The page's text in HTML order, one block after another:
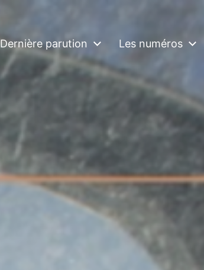
Dernière parution Les numéros